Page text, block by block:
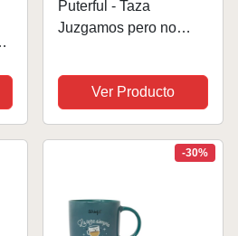
Puterful - Taza
Juzgamos pero no
Resistente al
microondas y
lavavajillas
Ver Producto
-30%